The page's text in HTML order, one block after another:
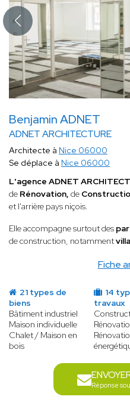
Benjamin ADNET
ADNET ARCHITECTURE
Fiche
Architecte à Nice 06000
Se déplace à Nice 06000
L'agence ADNET
de Rénovation, de
et l'arrière pays niçois.
Elle accompagne surtout des
de construction, notamment
21 types de
biens
Bâtiment industriel
Maison individuelle
Chalet / Maison en
bois
14
travaux
Réponse